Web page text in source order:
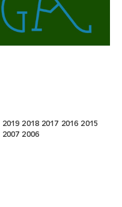
2019 2018 2017 2016 2015
2007 2006